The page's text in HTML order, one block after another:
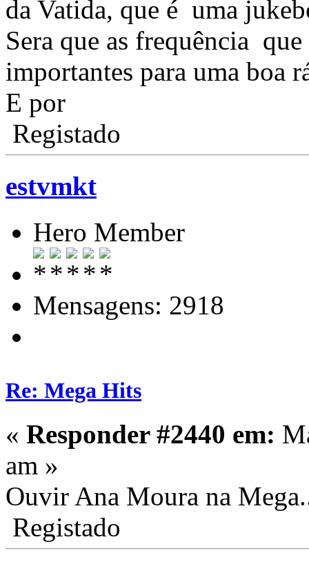
da Vatida, que é uma
Sera que as frequência
importantes para uma boa
E por
Registado
estvmkt
Hero Member
Mensagens: 2918
Re: Mega Hits
« Responder #2440 em:
am »
Ouvir Ana Moura na
Registado